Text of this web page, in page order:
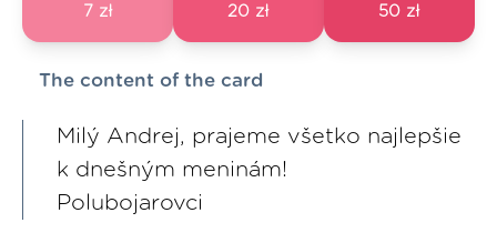
7 zł 20 zł 50 zł
The content of the card
Milý Andrej, prajeme všetko najlepšie
k dnešným meninám!
Polubojarovci